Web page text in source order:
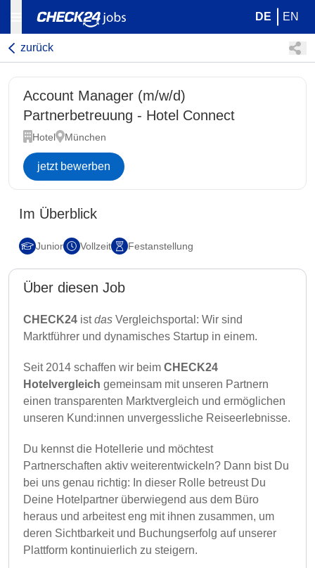
DE EN
zurück
Account Manager (m/w/d)
Partnerbetreuung - Hotel Connect
Hotel München
jetzt bewerben
Im Überblick
Junior Vollzeit Festanstellung
Über diesen Job
CHECK24 istdas Vergleichsportal: Wir sind
Marktführer und dynamisches Startup in einem.
Seit 2014 schaffen wir beim CHECK24
Hotelvergleich gemeinsam mit unseren Partnern
einen transparenten Marktvergleich und ermöglichen
unseren Kund:innen unvergessliche Reiseerlebnisse.
Du kennst die Hotellerie und möchtest
Partnerschaften aktiv weiterentwickeln? Dann bist Du
bei uns genau richtig: In dieser Rolle betreust Du
Deine Hotelpartner überwiegend aus dem Büro
heraus und arbeitest eng mit ihnen zusammen, um
deren Sichtbarkeit und Buchungserfolg auf unserer
Plattform kontinuierlich zu steigern.